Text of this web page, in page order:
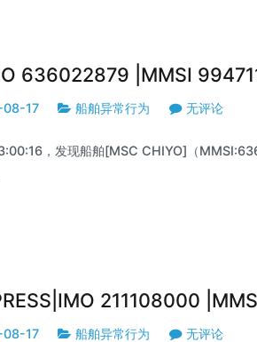
636022879 |MMSI
17 船舶异常行为 无评论
，发现船舶[MSC CHIYO]（
211108000
17 船舶异常行为 无评论